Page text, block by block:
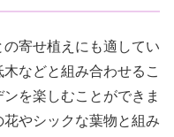
寄せ植えにも適してい
などと組み合わせるこ
を楽しむことができま
やシックな葉物と組み